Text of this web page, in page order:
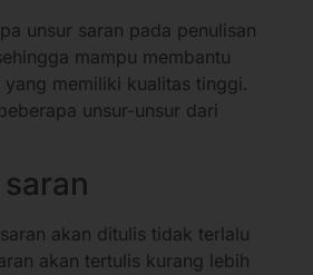
unsur saran pada penulisan
mampu membantu
yang memiliki kualitas tinggi.
unsur-unsur dari
akan ditulis tidak terlalu
akan tertulis kurang lebih